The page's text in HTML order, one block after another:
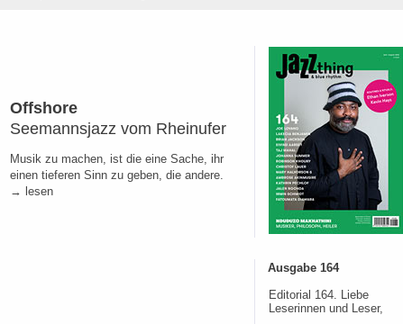
Offshore
Seemannsjazz vom Rheinufer
Musik zu machen, ist die eine Sache, ihr
einen tieferen Sinn zu geben, die andere.
→ lesen
Ausgabe 164
Editorial 164. Liebe
Leserinnen und Leser,